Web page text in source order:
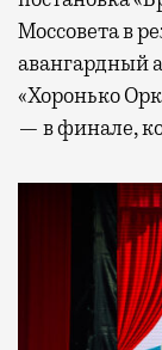
Моссовета в
авангардный
«Хоронько
— в финале,